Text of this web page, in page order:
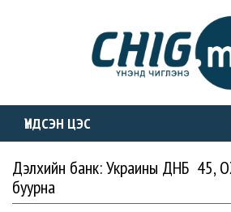
ҮНДСЭН ЦЭС
Дэлхийн банк: Украины ДНБ 45,
буурна